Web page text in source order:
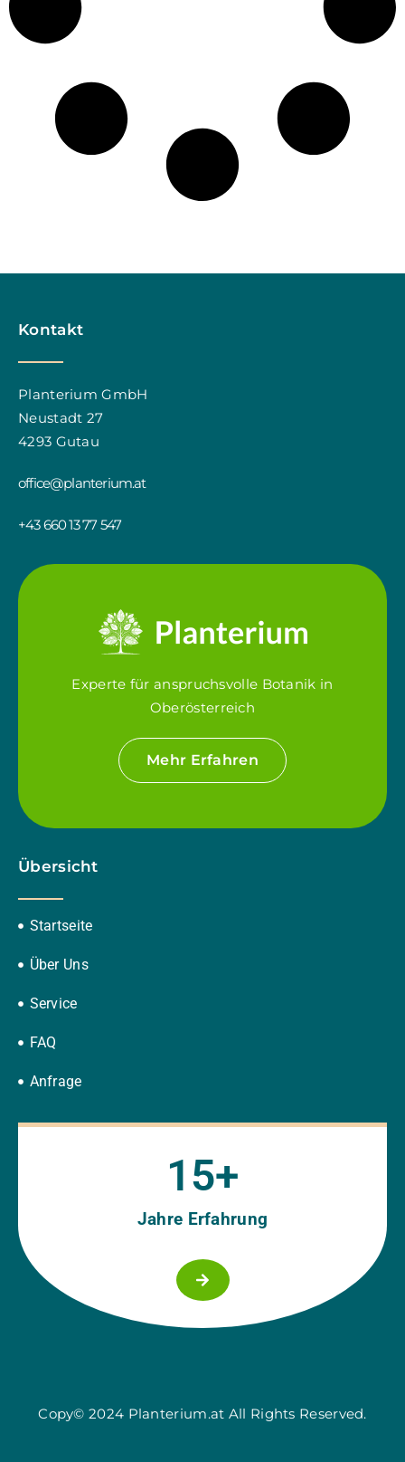
Kontakt
Planterium GmbH
Neustadt 27
4293 Gutau
office@planterium.at
+43 660 13 77 547
Experte für anspruchsvolle Botanik in
Oberösterreich
Mehr Erfahren
Übersicht
Startseite
Über Uns
Service
FAQ
Anfrage
Jahre Erfahrung
15+
Copy© 2024 Planterium.at All Rights Reserved.